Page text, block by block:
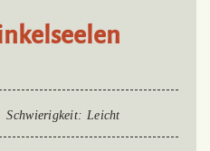
Schwierigkeit: Leicht